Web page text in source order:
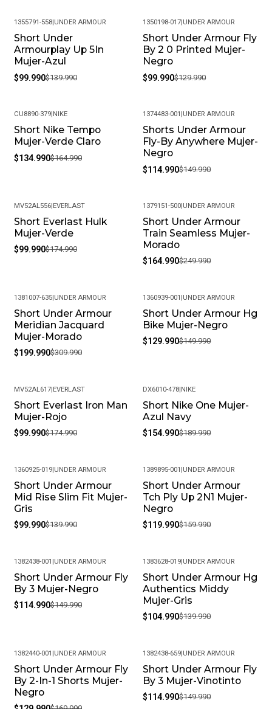
-29%
1355791-558| UNDER ARMOUR
Short Under
Armourplay Up 5In
Mujer-Azul
$99.990$139.990
-23%
1350198-017 UNDER ARMOUR
Short Under Armour Fly
By 2 0 Printed Mujer-
Negro
$99.990$129.990
-18%
CU8890-379| NIKE
Short Nike Tempo
Mujer-Verde Claro
$134.990$164.990
-23%
1374483-001 UNDER ARMOUR
Shorts Under Armour
Fly-By Anywhere Mujer-
Negro
$114.990$149.990
-43%
MV52AL556| EVERLAST
Short Everlast Hulk
Mujer-Verde
$99.990$174.990
-34%
1379151-500 UNDER ARMOUR
Short Under Armour
Train Seamless Mujer-
Morado
$164.990$249.990
-35%
1381007-635| UNDER ARMOUR
Short Under Armour
Meridian Jacquard
Mujer-Morado
$199.990$309.990
-13%
1360939-001 UNDER ARMOUR
Short Under Armour Hg
Bike Mujer-Negro
$129.990$149.990
-43%
MV52AL617| EVERLAST
Short Everlast Iron Man
Mujer-Rojo
$99.990$174.990
-18%
DX6010-478 NIKE
Short Nike One Mujer-
Azul Navy
$154.990$189.990
-29%
1360925-019| UNDER ARMOUR
Short Under Armour
Mid Rise Slim Fit Mujer-
Gris
$99.990$139.990
-25%
1389895-001 UNDER ARMOUR
Short Under Armour
Tch Ply Up 2N1 Mujer-
Negro
$119.990$159.990
-23%
1382438-001 UNDER ARMOUR
Short Under Armour Fly
By 3 Mujer-Negro
$114.990$149.990
-25%
1383628-019 UNDER ARMOUR
Short Under Armour Hg
Authentics Middy
Mujer-Gris
$104.990$139.990
-24%
1382440-001 |UNDER ARMOUR
Short Under Armour Fly
By 2-In-1 Shorts Mujer-
Negro
-23%
1382438-659|UNDER ARMOUR
Short Under Armour Fly
By 3 Mujer-Vinotinto
$114.990$149.990